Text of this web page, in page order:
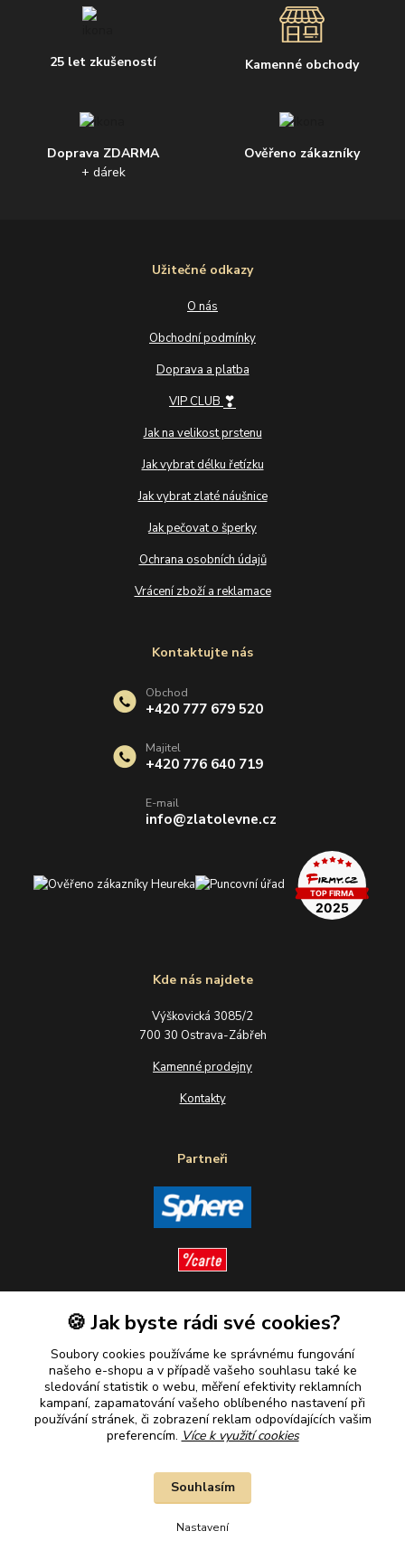
25 let zkušeností Kamenné obchody
Doprava ZDARMA
+ dárek
Ověřeno zákazníky
Užitečné odkazy
O nás
Obchodní podmínky
Doprava a platba
VIP CLUB ❣
Jak na velikost prstenu
Jak vybrat délku řetízku
Jak vybrat zlaté náušnice
Jak pečovat o šperky
Ochrana osobních údajů
Vrácení zboží a reklamace
Kde nás najdete
Výškovická 3085/2
700 30 Ostrava-Zábřeh
Kamenné prodejny
Kontakty
Partneři
Sledujte nás
Plaťte u nás bezpečně
Kontaktujte nás
Obchod
+420 777 679 520
Majitel
+420 776 640 719
E-mail
info@zlatolevne.cz
🍪 Jak byste rádi své cookies?
Soubory cookies používáme ke správnému fungování
našeho e-shopu a v případě vašeho souhlasu také ke
sledování statistik o webu, měření efektivity reklamních
kampaní, zapamatování vašeho oblíbeného nastavení při
používání stránek, či zobrazení reklam odpovídajících vašim
preferencím. Více k využití cookies
Nastavení
Souhlasím